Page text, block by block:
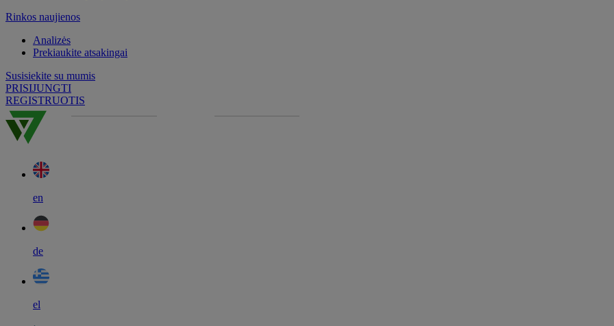
Rinkos naujienos
Analizės
Prekiaukite atsakingai
Susisiekite su mumis
PRISIJUNGTI
REGISTRUOTIS
en
de
el